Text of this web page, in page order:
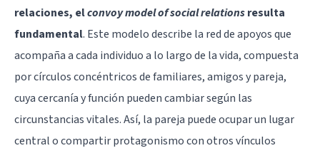
relaciones, elconvoy model of social relationsresulta
fundamental. Este modelo describe la red de apoyos que
acompaña a cada individuo a lo largo de la vida, compuesta
por círculos concéntricos de familiares, amigos y pareja,
cuya cercanía y función pueden cambiar según las
circunstancias vitales. Así, la pareja puede ocupar un lugar
central o compartir protagonismo con otros vínculos